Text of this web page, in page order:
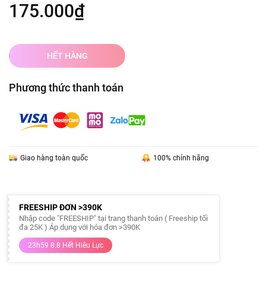
175.000₫
HẾT HÀNG
Phương thức thanh toán
Giao hàng toàn quốc 100% chính hãng
FREESHIP ĐƠN >390K
Nhập code "FREESHIP" tại trang thanh toán ( Freeship tối
đa 25K ) Áp dụng với hóa đơn >390K
23h59 8.8 Hết Hiêu Lực